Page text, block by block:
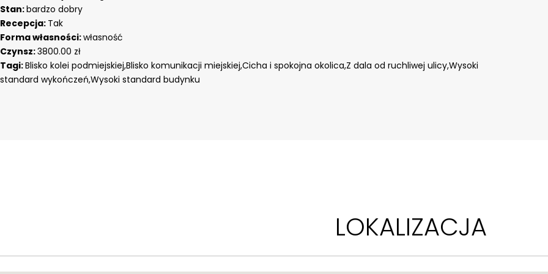
wysoką atrakcyjność inwestycyjną.
Dynamiczny rozwój biznesowego centrum Warszawy oraz prestiż inwestycji sprawiają, że lokal posiada również wysoki
potencjał dalszego wzrostu wartości kapitałowej w kolejnych latach.
KLUCZOWE ATUTY NIERUCHOMOŚCI
Duże witryny oraz świetna ekspozycja zapewniają wysoką rozpoznawalność miejsca i doskonałą
Stan:bardzo dobry
Recepcja: Tak
Forma własności:własność
Czynsz:3800.00 zł
Tagi:Blisko kolei podmiejskiej,Blisko komunikacji miejskiej,Cicha i spokojna okolica,Z dala od ruchliwej ulicy,Wysoki
standard wykończeń,Wysoki standard budynku
LOKALIZACJA